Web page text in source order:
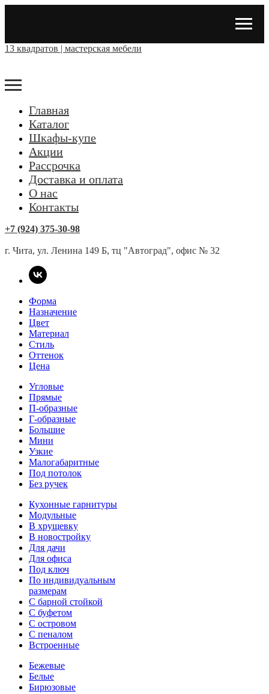
13 квадратов | мастерская мебели
Главная
Каталог
Шкафы-купе
Акции
Рассрочка
Доставка и оплата
О нас
Контакты
+7 (924) 375-30-98
г. Чита, ул. Ленина 149 Б, тц "Автоград", офис № 32
Форма
Назначение
Цвет
Материал
Стиль
Оттенок
Цена
Угловые
Прямые
П-образные
Г-образные
Большие
Мини
Узкие
Малогабаритные
Под потолок
Без ручек
Кухонные гарнитуры
Модульные
В хрущевку
В новостройку
Для дачи
Для офиса
Под ключ
По индивидуальным
размерам
С барной стойкой
С буфетом
С островом
С пеналом
Встроенные
Бежевые
Белые
Бирюзовые